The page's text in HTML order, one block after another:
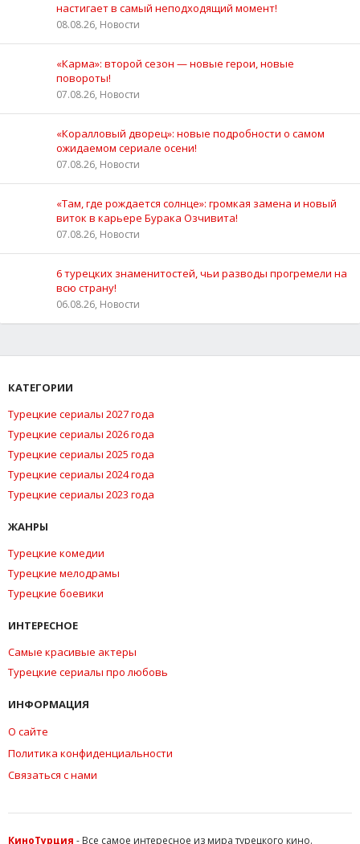
настигает в самый неподходящий момент!
08.08.26, Новости
«Карма»: второй сезон — новые герои, новые
повороты!
07.08.26, Новости
«Коралловый дворец»: новые подробности о самом
ожидаемом сериале осени!
07.08.26, Новости
«Там, где рождается солнце»: громкая замена и новый
виток в карьере Бурака Озчивита!
07.08.26, Новости
6 турецких знаменитостей, чьи разводы прогремели на
всю страну!
06.08.26, Новости
КАТЕГОРИИ
Турецкие сериалы 2027 года
Турецкие сериалы 2026 года
Турецкие сериалы 2025 года
Турецкие сериалы 2024 года
Турецкие сериалы 2023 года
ЖАНРЫ
Турецкие комедии
Турецкие мелодрамы
Турецкие боевики
ИНТЕРЕСНОЕ
Самые красивые актеры
Турецкие сериалы про любовь
ИНФОРМАЦИЯ
О сайте
Политика конфиденциальности
Связаться с нами
КиноТурция - Все самое интересное из мира турецкого кино.